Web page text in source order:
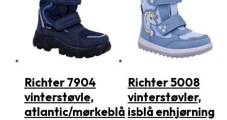
Richter 7904
vinterstøvle,
atlantic/mørkeblå
Richter 5008
vinterstøvler,
isblå enhjørning